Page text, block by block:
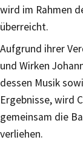
wird im Rahmen
überreicht.
Aufgrund ihrer
und Wirken
dessen Musik
Ergebnisse, wird
gemeinsam die
verliehen.